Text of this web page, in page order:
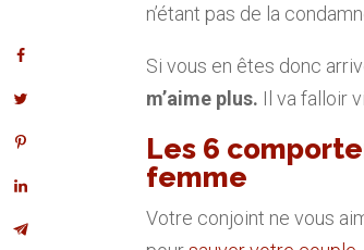
n’étant pas de la
Si vous en êtes donc
m’aime plus. Il va falloir
Les 6
femme
Votre conjoint ne vous